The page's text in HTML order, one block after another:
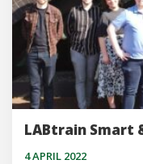
LABtrain Smart
4 APRIL 2022